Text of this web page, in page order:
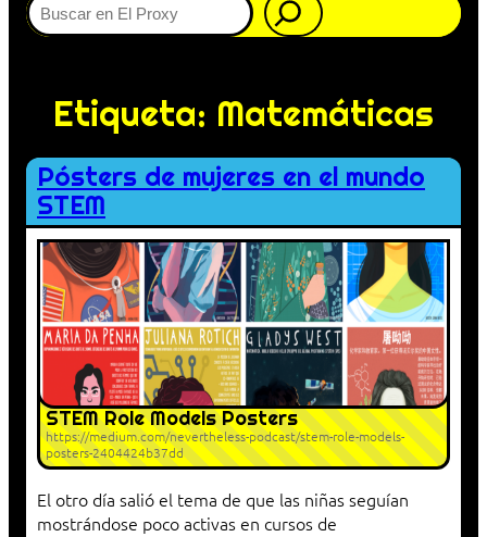
Etiqueta: Matemáticas
Pósters de mujeres en el mundo
STEM
STEM Role Models Posters
https://medium.com/nevertheless-podcast/stem-role-models-
posters-2404424b37dd
El otro día salió el tema de que las niñas seguían
mostrándose poco activas en cursos de